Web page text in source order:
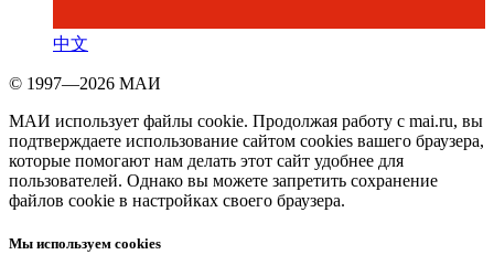
中文
© 1997—2026 МАИ
МАИ использует файлы cookie. Продолжая работу с mai.ru, вы
подтверждаете использование сайтом cookies вашего браузера,
которые помогают нам делать этот сайт удобнее для
пользователей. Однако вы можете запретить сохранение
файлов cookie в настройках своего браузера.
Мы используем cookies